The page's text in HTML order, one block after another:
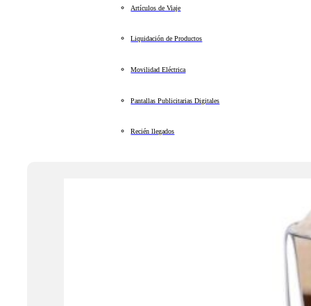
Artículos de Viaje
Liquidación de Productos
Movilidad Eléctrica
Pantallas Publicitarias Digitales
Recién llegados